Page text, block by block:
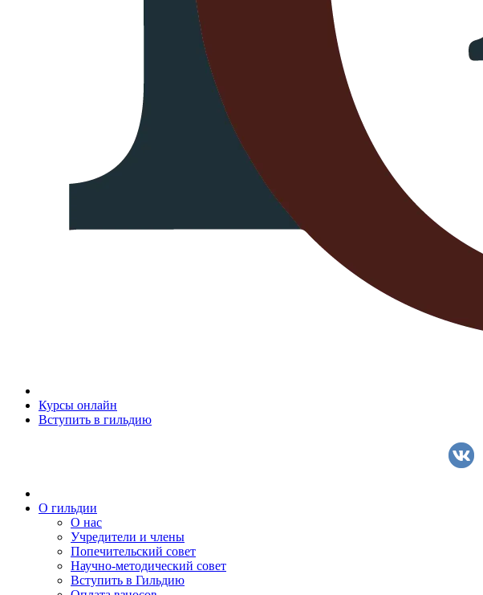
Курсы онлайн
Вступить в гильдию
О гильдии
О нас
Учредители и члены
Попечительский совет
Научно-методический совет
Вступить в Гильдию